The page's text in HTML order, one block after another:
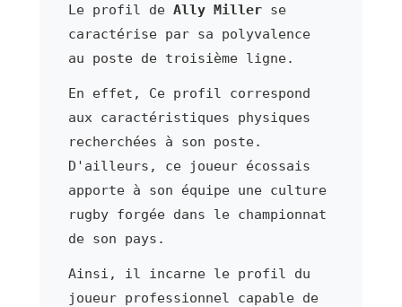
Le profil de Ally Millerse
caractérise par sa polyvalence
au poste de troisième ligne.
En effet, Ce profil correspond
aux caractéristiques physiques
recherchées à son poste.
D'ailleurs, ce joueur écossais
apporte à son équipe une culture
rugby forgée dans le championnat
de son pays.
Ainsi, il incarne le profil du
joueur professionnel capable de